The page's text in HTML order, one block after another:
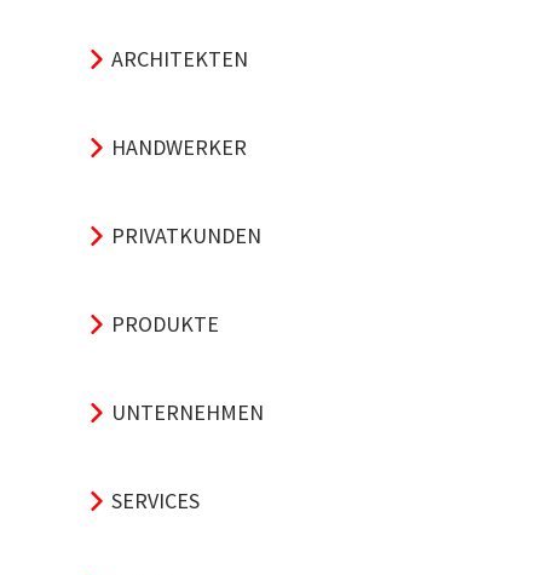
ARCHITEKTEN
HANDWERKER
PRIVATKUNDEN
PRODUKTE
UNTERNEHMEN
SERVICES